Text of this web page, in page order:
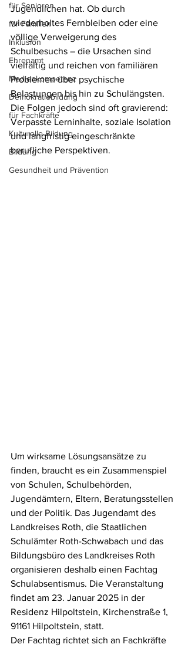
für Senioren
für Familien
Inklusion
Ehrenamt
Medienkompetenz
Demokratiebildung
für Fachkräfte
Kulturelle Bildung
Bildung
Gesundheit und Prävention
Jugendlichen hat. Ob durch
wiederholtes Fernbleiben oder eine
völlige Verweigerung des
Schulbesuchs – die Ursachen sind
vielfältig und reichen von familiären
Problemen über psychische
Belastungen bis hin zu Schulängsten.
Die Folgen jedoch sind oft gravierend:
Verpasste Lerninhalte, soziale Isolation
und langfristig eingeschränkte
berufliche Perspektiven.
Um wirksame Lösungsansätze zu
finden, braucht es ein Zusammenspiel
von Schulen, Schulbehörden,
Jugendämtern, Eltern, Beratungsstellen
und der Politik. Das Jugendamt des
Landkreises Roth, die Staatlichen
Schulämter Roth-Schwabach und das
Bildungsbüro des Landkreises Roth
organisieren deshalb einen Fachtag
Schulabsentismus. ​Die Veranstaltung
findet am 23. Januar 2025 in der
Residenz Hilpoltstein, Kirchenstraße 1,
91161 Hilpoltstein, statt. ​
Der Fachtag richtet sich an Fachkräfte